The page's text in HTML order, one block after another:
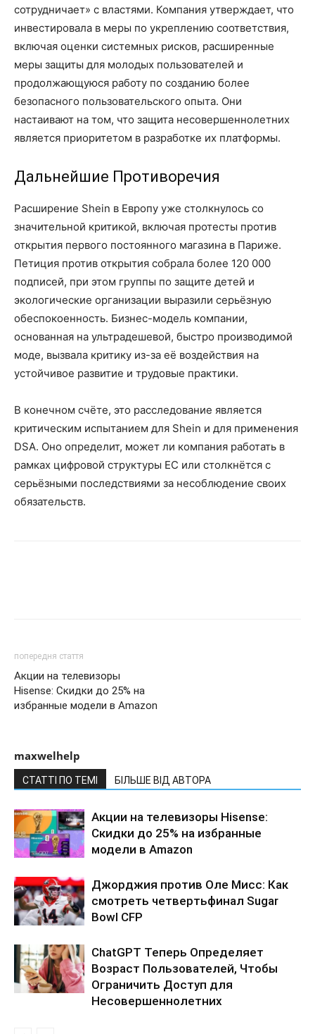
сотрудничает» с властями. Компания утверждает, что
инвестировала в меры по укреплению соответствия,
включая оценки системных рисков, расширенные
меры защиты для молодых пользователей и
продолжающуюся работу по созданию более
безопасного пользовательского опыта. Они
настаивают на том, что защита несовершеннолетних
является приоритетом в разработке их платформы.
Дальнейшие Противоречия
Расширение Shein в Европу уже столкнулось со
значительной критикой, включая протесты против
открытия первого постоянного магазина в Париже.
Петиция против открытия собрала более 120 000
подписей, при этом группы по защите детей и
экологические организации выразили серьёзную
обеспокоенность. Бизнес-модель компании,
основанная на ультрадешевой, быстро производимой
моде, вызвала критику из-за её воздействия на
устойчивое развитие и трудовые практики.
В конечном счёте, это расследование является
критическим испытанием для Shein и для применения
DSA. Оно определит, может ли компания работать в
рамках цифровой структуры ЕС или столкнётся с
серьёзными последствиями за несоблюдение своих
обязательств.
попередня стаття
Акции на телевизоры
Hisense: Скидки до 25% на
избранные модели в Amazon
maxwelhelp
СТАТТІ ПО ТЕМІ БІЛЬШЕ ВІД АВТОРА
Акции на телевизоры Hisense:
Скидки до 25% на избранные
модели в Amazon
Джорджия против Оле Мисс: Как
смотреть четвертьфинал Sugar
Bowl CFP
ChatGPT Теперь Определяет
Возраст Пользователей, Чтобы
Ограничить Доступ для
Несовершеннолетних